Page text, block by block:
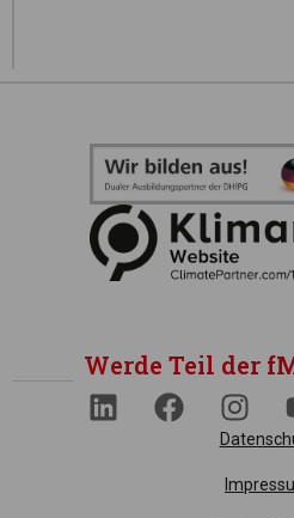
Werde Teil der